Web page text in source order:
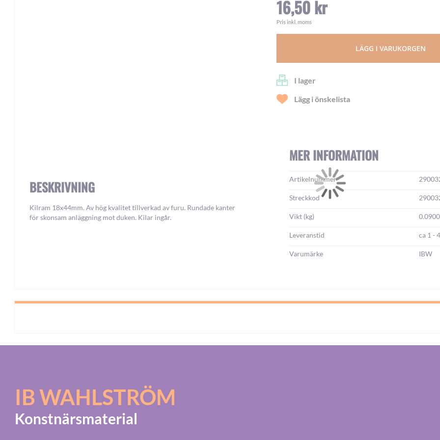
16,50 kr
Pris inkl. moms
LÄGG I VARUKORGEN
I lager
Lägg i önskelista
BESKRIVNING
Kilram 18x44mm. Av hög kvalitet tillverkad av furu. Rundade kanter
för skonsam anläggning mot duken. Kilar ingår.
MER INFORMATION
Mer
information:
Artikelnummer
Streckkod
Vikt (kg)
Leveranstid ca 1 -
Varumärke IBW
IB WAHLSTRÖM
Konstnärsmaterial